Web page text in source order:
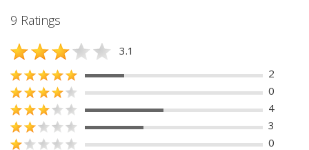
9 Ratings
3.1
2
0
4
3
0